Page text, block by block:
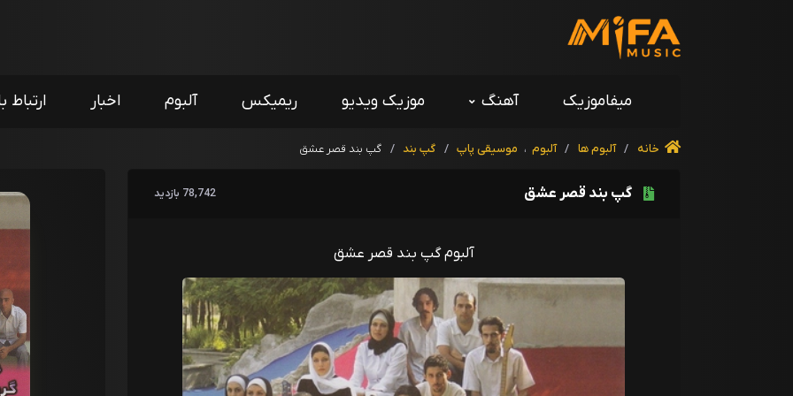
میفاموزیک آهنگ موزیک ویدیو ریمیکس آلبوم اخبار ارتباط
خانه / آلبوم ها / آلبوم ، موسیقی پاپ / گپ بند / گپ بند قصر عشق
گپ بند قصر عشق 78,742 بازدید
آلبوم گپ بند قصر عشق